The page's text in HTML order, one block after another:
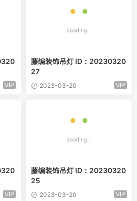
VIP
藤编装饰吊灯 ID：20230320
27
2023-03-20 VIP
VIP
藤编装饰吊灯 ID：20230320
25
2023-03-20 VIP